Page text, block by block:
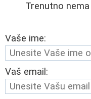
Trenutno
Vaše ime:
Vaš email: